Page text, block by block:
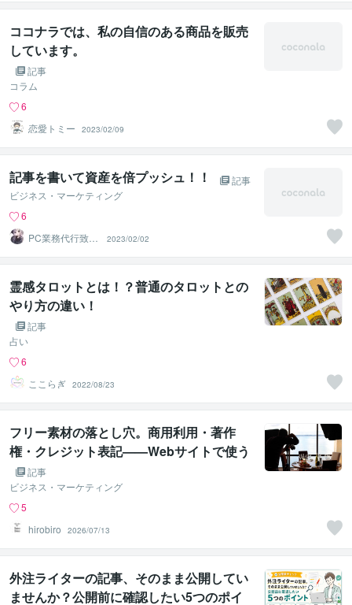
ココナラでは、私の自信のある商品を販売
しています。
記事
コラム
6
恋愛トミー
2023/02/09
記事を書いて資産を倍プッシュ！！
記事
ビジネス・マーケティング
6
PC業務代行致し
ます！！
2023/02/02
霊感タロットとは！？普通のタロットとの
やり方の違い！
記事
占い
6
ここらぎ 2022/08/23
フリー素材の落とし穴。商用利用・著作
権・クレジット表記——Webサイトで使う
前に確認すべき全チェックリスト
記事
ビジネス・マーケティング
5
hirobiro
2026/07/13
外注ライターの記事、そのまま公開してい
ませんか？公開前に確認したい5つのポイ